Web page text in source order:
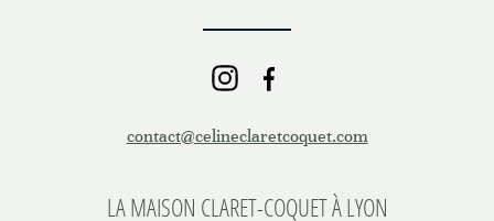
LA MAISON CLARET-COQUET À LYON
contact@celineclaretcoquet.com